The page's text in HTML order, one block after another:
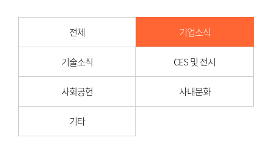
전체 기업소식
기술소식 CES 및 전시
사회공헌 사내문화
기타